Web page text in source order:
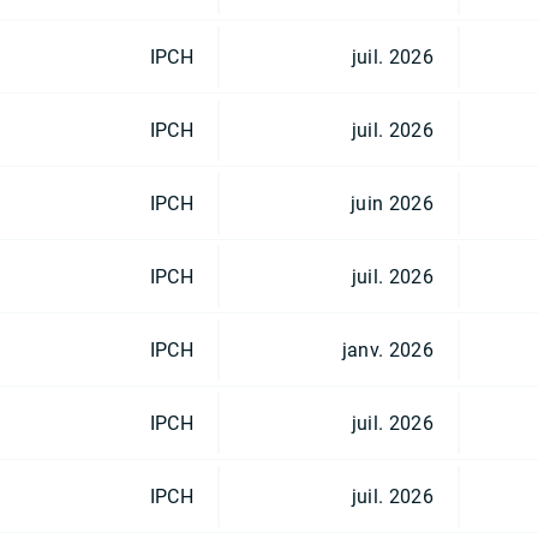
IPCH juil. 2026
IPCH juil. 2026
IPCH juin 2026
IPCH juil. 2026
IPCH janv. 2026
IPCH juil. 2026
IPCH juil. 2026